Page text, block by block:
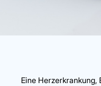
Eine Herzerkrankung,